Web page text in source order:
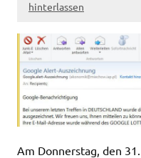
hinterlassen
Am Donnerstag, den